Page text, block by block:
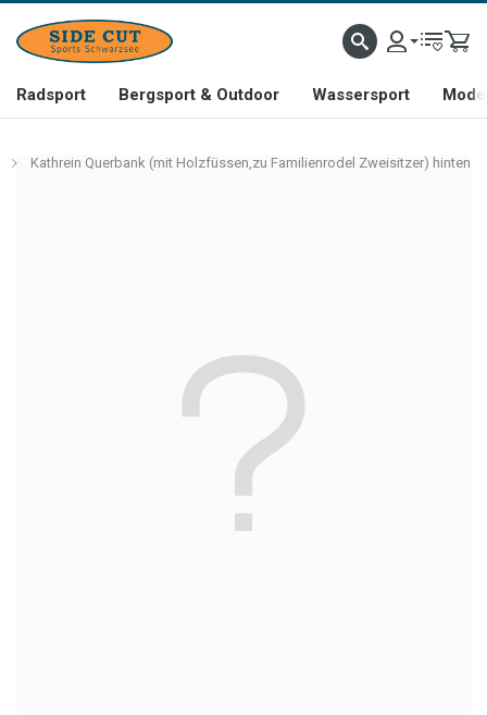
Radsport Bergsport & Outdoor Wassersport
Kathrein Querbank (mit Holzfüssen,zu Familienrodel Zweisitzer) hinten